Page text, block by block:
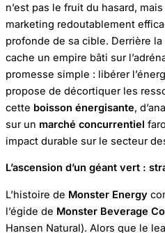
n’est pas le fruit du hasard,
marketing redoutablement
profonde de sa cible. Derrière
cache un empire bâti sur
promesse simple : libérer
propose de décortiquer les
cette boisson énergisante,
sur un marché concurrentiel
impact durable sur le secteur
L’ascension d’un géant vert :
L’histoire de Monster Energy
l’égide de Monster Beverage
Hansen Natural). Alors que le